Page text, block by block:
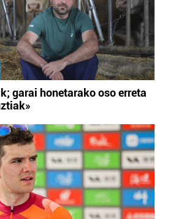
garai honetarako oso erreta